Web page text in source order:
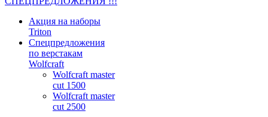
Акция на наборы
Triton
Спецпредложения
по верстакам
Wolfcraft
Wolfcraft master
cut 1500
Wolfcraft master
cut 2500